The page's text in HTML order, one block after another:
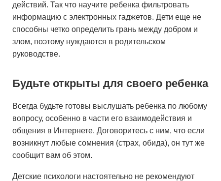
действий. Так что научите ребенка фильтровать
информацию с электронных гаджетов. Дети еще не
способны четко определить грань между добром и
злом, поэтому нуждаются в родительском
руководстве.
Будьте открыты для своего ребенка
Всегда будьте готовы выслушать ребенка по любому
вопросу, особенно в части его взаимодействия и
общения в Интернете. Договоритесь с ним, что если
возникнут любые сомнения (страх, обида), он тут же
сообщит вам об этом.
Детские психологи настоятельно не рекомендуют